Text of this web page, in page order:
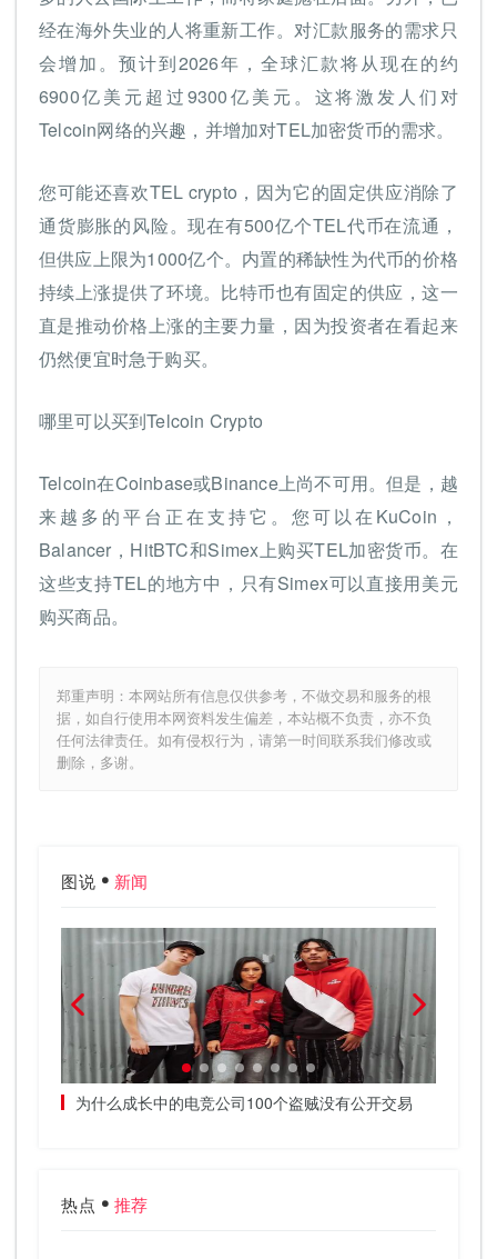
经在海外失业的人将重新工作。对汇款服务的需求只
会增加。预计到2026年，全球汇款将从现在的约
6900亿美元超过9300亿美元。这将激发人们对
Telcoin网络的兴趣，并增加对TEL加密货币的需求。
您可能还喜欢TEL crypto，因为它的固定供应消除了
通货膨胀的风险。现在有500亿个TEL代币在流通，
但供应上限为1000亿个。内置的稀缺性为代币的价格
持续上涨提供了环境。比特币也有固定的供应，这一
直是推动价格上涨的主要力量，因为投资者在看起来
仍然便宜时急于购买。
哪里可以买到Telcoin Crypto
Telcoin在Coinbase或Binance上尚不可用。但是，越
来越多的平台正在支持它。您可以在KuCoin，
Balancer，HitBTC和Simex上购买TEL加密货币。在
这些支持TEL的地方中，只有Simex可以直接用美元
购买商品。
郑重声明：本网站所有信息仅供参考，不做交易和服务的根
据，如自行使用本网资料发生偏差，本站概不负责，亦不负
任何法律责任。如有侵权行为，请第一时间联系我们修改或
删除，多谢。
图说 新闻
为什么成长中的电竞公司100个盗贼没有公开交易
热点 推荐